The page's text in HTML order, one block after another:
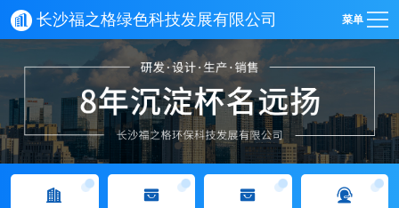
长沙福之格绿色科技发展有限公司 菜单